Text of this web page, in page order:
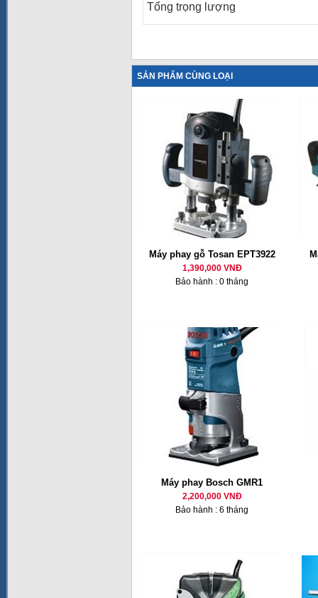
Tổng trọng lượng
SẢN PHẨM CÙNG LOẠI
Máy phay gỗ Tosan EPT3922
1,390,000 VNĐ
Bảo hành : 0 tháng
Máy phay Bosch GMR1
2,200,000 VNĐ
Bảo hành : 6 tháng